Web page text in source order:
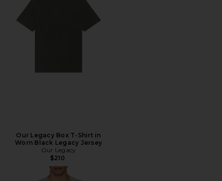
Our Legacy Box T-Shirt in
Worn Black Legacy Jersey
Our Legacy
$210